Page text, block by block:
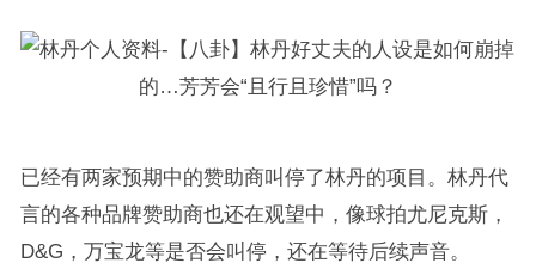
已经有两家预期中的赞助商叫停了林丹的项目。林丹代
言的各种品牌赞助商也还在观望中，像球拍尤尼克斯，
D&G，万宝龙等是否会叫停，还在等待后续声音。